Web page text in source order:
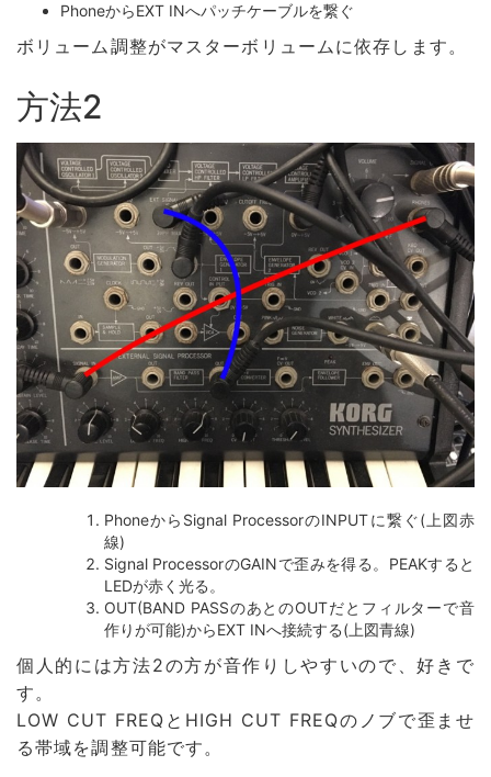
PhoneからEXT INへパッチケーブルを繋ぐ
ボリューム調整がマスターボリュームに依存します。
方法2
PhoneからSignal ProcessorのINPUTに繋ぐ(上図赤
線)
Signal ProcessorのGAINで歪みを得る。PEAKすると
LEDが赤く光る。
OUT(BAND PASSのあとのOUTだとフィルターで音
作りが可能)からEXT INへ接続する(上図青線)
個人的には方法2の方が音作りしやすいので、好きで
す。
LOW CUT FREQとHIGH CUT FREQのノブで歪ませ
る帯域を調整可能です。